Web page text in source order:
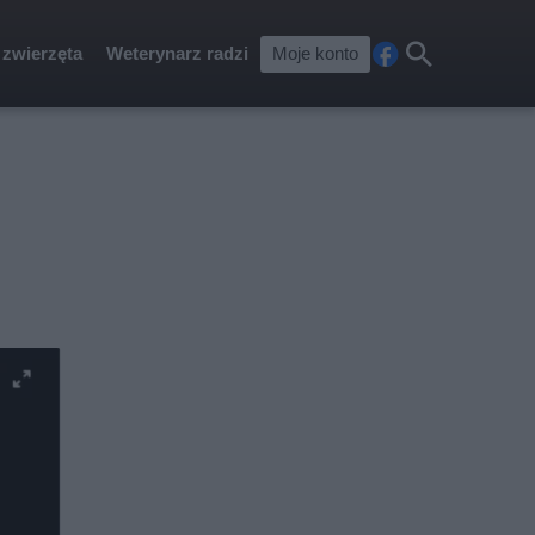
zwierzęta Weterynarz radzi Moje konto
cebkaj